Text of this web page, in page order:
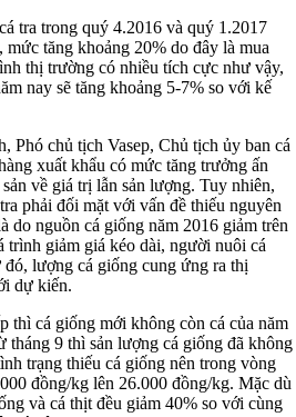
tra trong quý 4.2016 và quý 1.2017
mức tăng khoảng 20% do đây là mua
thị trường có nhiều tích cực như vậy,
nay sẽ tăng khoảng 5-7% so với kế
Phó chủ tịch Vasep, Chủ tịch ủy ban cá
xuất khẩu có mức tăng trưởng ấn
về giá trị lẫn sản lượng. Tuy nhiên,
phải đối mặt với vấn đề thiếu nguyên
do nguồn cá giống năm 2016 giảm trên
trình giảm giá kéo dài, người nuôi cá
lượng cá giống cung ứng ra thị
dự kiến.
thì cá giống mới không còn cá của năm
tháng 9 thì sản lượng cá giống đã không
trạng thiếu cá giống nên trong vòng
đồng/kg lên 26.000 đồng/kg. Mặc dù
và cá thịt đều giảm 40% so với cùng